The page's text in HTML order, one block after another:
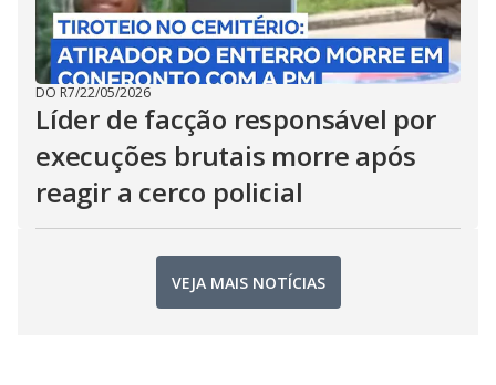
DO R7/22/05/2026
Líder de facção responsável por
execuções brutais morre após
reagir a cerco policial
VEJA MAIS NOTÍCIAS